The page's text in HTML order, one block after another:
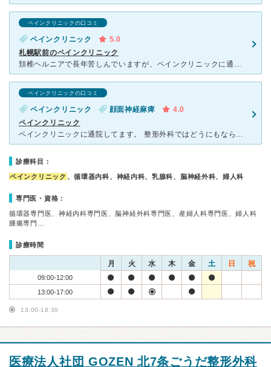
ペインクリニックの口コミ
ペインクリニック
5.0
札幌駅前のペインクリニック
頚椎ヘルニアで長年苦しんでいますが、ペインクリニックに通院しながら、次の予約日を励みに、なんとか頑張って仕事しています。ここのペインクリニックは札幌駅のすぐ目の前でアクセスもよく土曜日もやっているので
ペインクリニックの口コミ
ペインクリニック 顔面神経麻痺
4.0
ペインクリニック
ペインクリニックに通院してます。 整形外科ではどうにもならなかった腰痛です。 通院最中に、顎関節症や、左半身の痺れ等にもなりましたが、適切な診療をしていただきました。 ハント症候群による、顔面神
診療科目：
ペインクリニック 、循環器内科、神経内科、乳腺科、脳神経外科、婦人科
専門医・資格：
循環器専門医、神経内科専門医、脳神経外科専門医、産婦人科専門医、婦人科
腫瘍専門…
診療時間
月 火 水 木 金 土 日 祝
09:00-12:00
13:00-17:00
13:00-18:30
医療法人社団 GOZEN 北7条ごうだ整形外科